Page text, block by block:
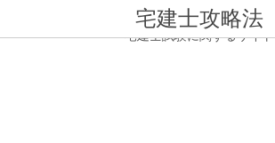
宅建士攻略法
宅建士試験に関するサイト